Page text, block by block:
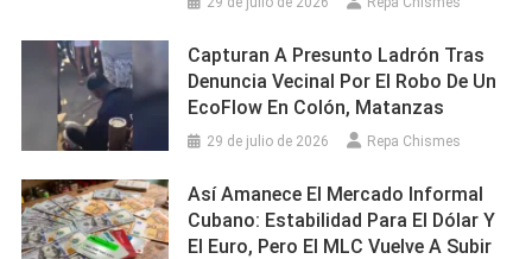
Capturan A Presunto Ladrón Tras
Denuncia Vecinal Por El Robo De Un
EcoFlow En Colón, Matanzas
29 de julio de 2026 Repa Chismes
Así Amanece El Mercado Informal
Cubano: Estabilidad Para El Dólar Y
El Euro, Pero El MLC Vuelve A Subir